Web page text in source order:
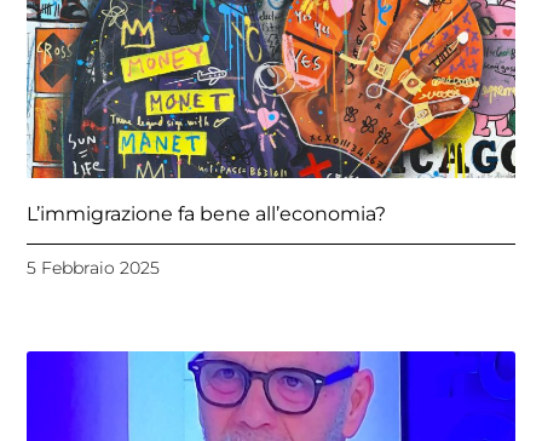
L’immigrazione fa bene all’economia?
5 Febbraio 2025